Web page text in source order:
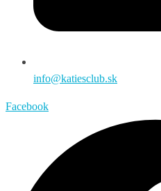
info@katiesclub.sk
Facebook